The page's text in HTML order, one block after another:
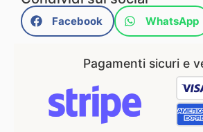
Facebook WhatsApp
Pagamenti sicuri e